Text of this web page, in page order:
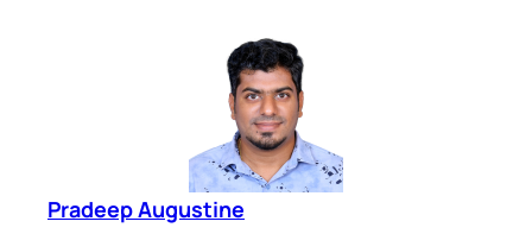
Pradeep Augustine